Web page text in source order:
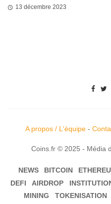
13 décembre 2023
A propos / L'équipe-
Coins.fr © 2025 - Média
NEWS BITCOIN
DEFI
AIRDROP
MINING
TOKENISATION